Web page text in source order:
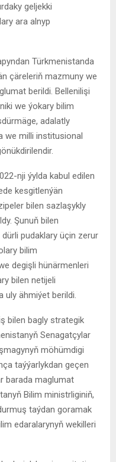
geljekki
ara alnyp
Türkmenistanda
çäreleriň mazmuny we
berildi. Bellenilişi
we ýokary bilim
adalatly
we milli institusional
nji ýylda kabul edilen
kesgitlenýän
bilen sazlaşykly
Şunuň bilen
pudaklary üçin zerur
bilim
degişli hünärmenleri
bilen netijeli
uly ähmiýet berildi.
bilen bagly strategik
Senagatçylar
möhümdigi
taýýarlykdan geçen
barada maglumat
Bilim ministrliginiň,
taýdan goramak
edaralarynyň wekilleri